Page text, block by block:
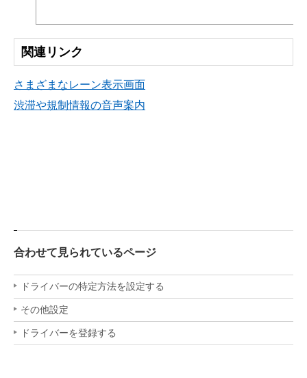
関連リンク
さまざまなレーン表示画面
渋滞や規制情報の音声案内
合わせて見られているページ
ドライバーの特定方法を設定する
その他設定
ドライバーを登録する